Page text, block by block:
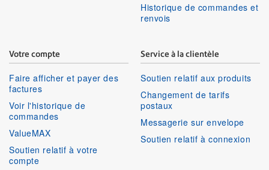
Historique de commandes et
renvois
Votre compte
Faire afficher et payer des
factures
Voir l'historique de
commandes
ValueMAX
Soutien relatif à votre
compte
Service à la clientèle
Soutien relatif aux produits
Changement de tarifs
postaux
Messagerie sur envelope
Soutien relatif à connexion